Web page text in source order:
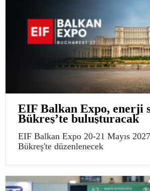
EIF Balkan Expo, enerji
Bükreş’te buluşturacak
EIF Balkan Expo 20-21 Mayıs
Bükreş'te düzenlenecek